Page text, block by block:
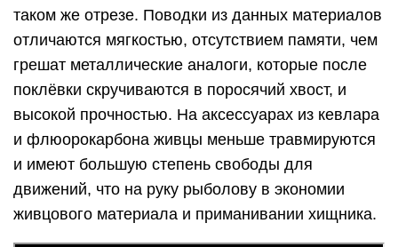
таком же отрезе. Поводки из данных материалов
отличаются мягкостью, отсутствием памяти, чем
грешат металлические аналоги, которые после
поклёвки скручиваются в поросячий хвост, и
высокой прочностью. На аксессуарах из кевлара
и флюорокарбона живцы меньше травмируются
и имеют большую степень свободы для
движений, что на руку рыболову в экономии
живцового материала и приманивании хищника.